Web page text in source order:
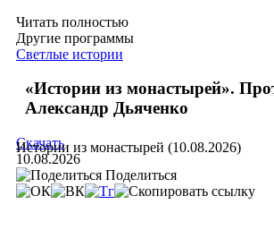
Читать полностью
Другие программы
Светлые истории
«Истории из монастырей».
Александр Дьяченко
Истории из монастырей (10.08.2026)
Скачать
10.08.2026
Поделиться